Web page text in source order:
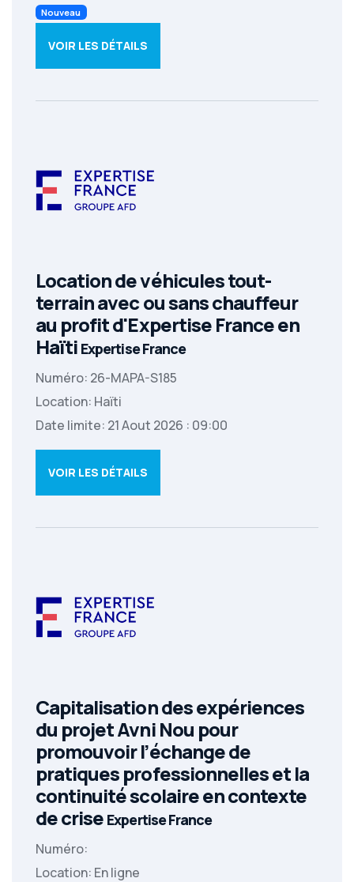
Nouveau
VOIR LES DÉTAILS
Location de véhicules tout-
terrain avec ou sans chauffeur
au profit d'Expertise France en
Haïti Expertise France
Numéro: 26-MAPA-S185
Location: Haïti
Date limite: 21 Aout 2026 : 09:00
VOIR LES DÉTAILS
Capitalisation des expériences
du projet Avni Nou pour
promouvoir l’échange de
pratiques professionnelles et la
continuité scolaire en contexte
de crise Expertise France
Numéro:
Location: En ligne